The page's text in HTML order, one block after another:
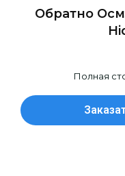
Обратно
Полная